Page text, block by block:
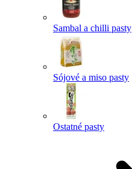
Sambal a chilli pasty
Sójové a miso pasty
Ostatné pasty